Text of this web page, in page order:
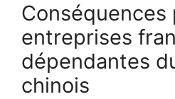
Conséquences
entreprises
dépendantes
chinois